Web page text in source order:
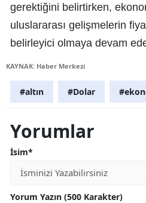
gerektiğini belirtirken,
uluslararası gelişmelerin
belirleyici olmaya devam
KAYNAK: Haber Merkezi
#altın #Dolar
Yorumlar
İsim*
Yorum Yazın (500 Karakter)